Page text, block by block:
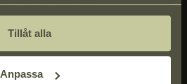
Tillåt alla
Anpassa